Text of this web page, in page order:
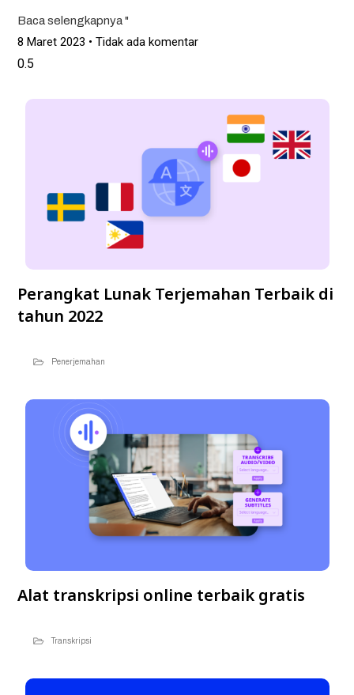
Baca selengkapnya "
8 Maret 2023 Tidak ada komentar
Perangkat Lunak Terjemahan Terbaik di
tahun 2022
Penerjemahan
Alat transkripsi online terbaik gratis
Transkripsi